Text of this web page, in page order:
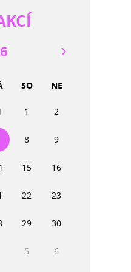
SO NE
1 2
8 9
15 16
22 23
29 30
5 6